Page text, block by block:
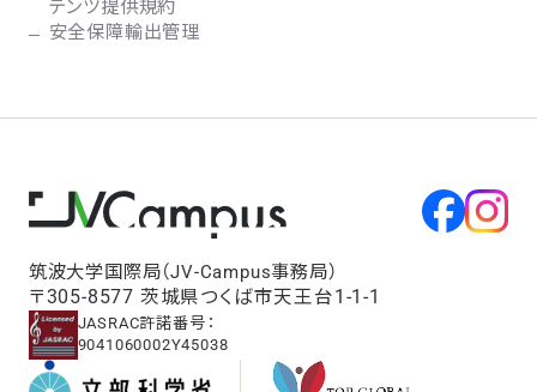
テンツ提供規約
安全保障輸出管理
筑波大学国際局（JV-Campus事務局）
〒305-8577 茨城県つくば市天王台1-1-1
JASRAC許諾番号：
9041060002Y45038